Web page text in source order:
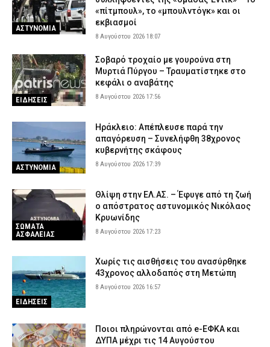
ΑΣΤΥΝΟΜΙΑ
«πίτμπουλ», το «μπουλντόγκ» και οι
εκβιασμοί
8 Αυγούστου 2026 18:07
ΕΙΔΗΣΕΙΣ
Σοβαρό τροχαίο με γουρούνα στη
Μυρτιά Πύργου – Τραυματίστηκε στο
κεφάλι ο αναβάτης
8 Αυγούστου 2026 17:56
ΑΣΤΥΝΟΜΙΑ
Ηράκλειο: Απέπλευσε παρά την
απαγόρευση – Συνελήφθη 38χρονος
κυβερνήτης σκάφους
8 Αυγούστου 2026 17:39
ΣΩΜΑΤΑ
ΑΣΦΑΛΕΙΑΣ
Θλίψη στην ΕΛ.ΑΣ. – Έφυγε από τη ζωή
ο απόστρατος αστυνομικός Νικόλαος
Κρυωνίδης
8 Αυγούστου 2026 17:23
ΕΙΔΗΣΕΙΣ
Χωρίς τις αισθήσεις του ανασύρθηκε
43χρονος αλλοδαπός στη Μετώπη
8 Αυγούστου 2026 16:57
Ποιοι πληρώνονται από e-ΕΦΚΑ και
ΔΥΠΑ μέχρι τις 14 Αυγούστου